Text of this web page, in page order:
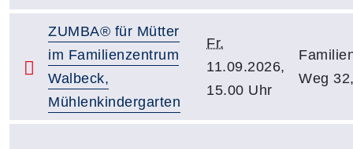
ZUMBA® für Mütter
im Familienzentrum
Walbeck,
Mühlenkindergarten
Fr.
11.09.2026,
15.00 Uhr
Weg